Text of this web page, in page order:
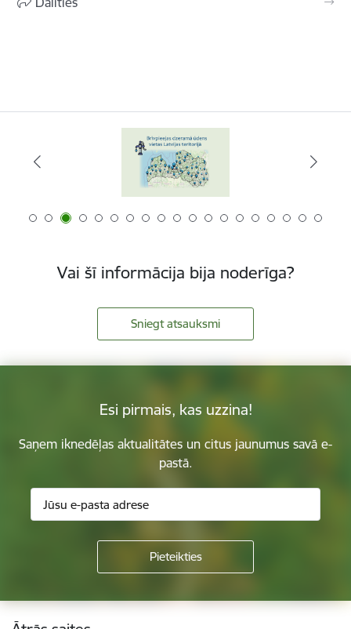
Vai šī informācija bija noderīga?
Sniegt atsauksmi
Esi pirmais, kas uzzina!
Saņem iknedēļas aktualitātes un citus jaunumus savā e-
pastā.
Kājene